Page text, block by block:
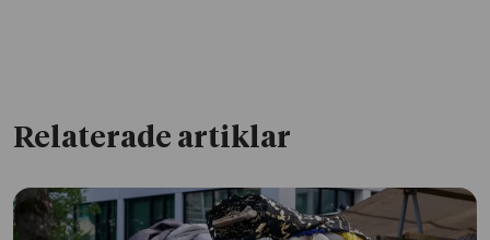
Relaterade artiklar